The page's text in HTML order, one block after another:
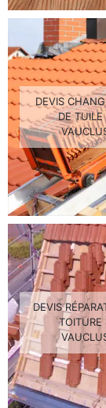
DEVIS
DE TUILE
DEVIS
TOITURE